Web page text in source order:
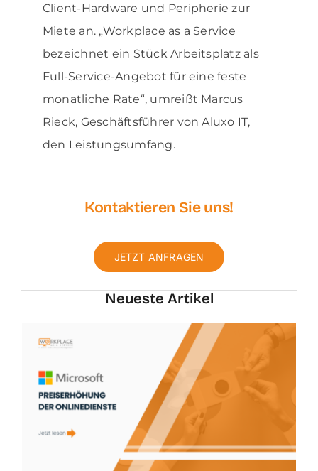
Client-Hardware und Peripherie zur
Miete an. „Workplace as a Service
bezeichnet ein Stück Arbeitsplatz als
Full-Service-Angebot für eine feste
monatliche Rate“, umreißt Marcus
Rieck, Geschäftsführer von Aluxo IT,
den Leistungsumfang.
Kontaktieren Sie uns!
JETZT ANFRAGEN
Neueste Artikel